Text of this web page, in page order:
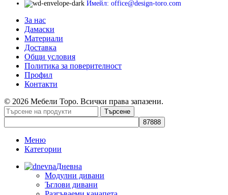
Имейл: office@design-toro.com
За нас
Дамаски
Материали
Доставка
Общи условия
Политика за поверителност
Профил
Контакти
© 2026 Мебели Торо. Всички права запазени.
Търсене
Меню
Категории
Дневна
Модулни дивани
Ъглови дивани